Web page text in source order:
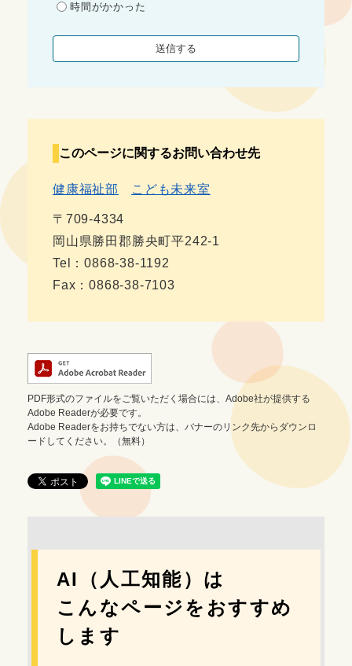
時間がかかった
このページに関するお問い合わせ先
健康福祉部 こども未来室
〒709-4334
岡山県勝田郡勝央町平242-1
Tel：0868-38-1192
Fax：0868-38-7103
PDF形式のファイルをご覧いただく場合には、Adobe社が提供する
Adobe Readerが必要です。
Adobe Readerをお持ちでない方は、バナーのリンク先からダウンロ
ードしてください。（無料）
AI（人工知能）は
こんなページをおすすめ
します